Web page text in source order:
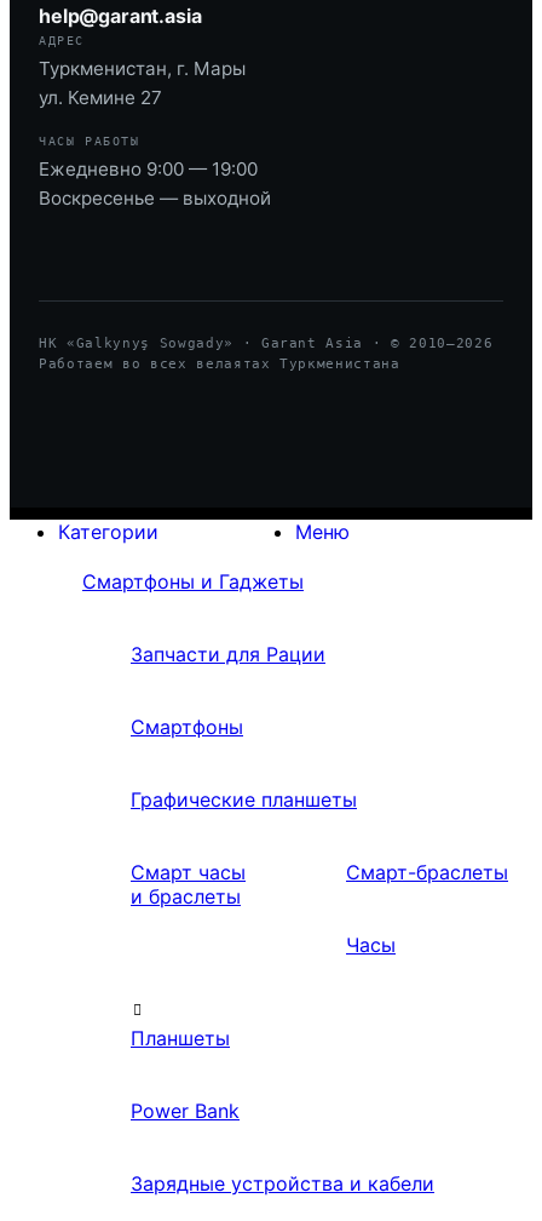
help@garant.asia
АДРЕС
Туркменистан, г. Мары
ул. Кемине 27
ЧАСЫ РАБОТЫ
Ежедневно 9:00 — 19:00
Воскресенье — выходной
HK «Galkynyş Sowgady» · Garant Asia · © 2010—2026
Работаем во всех велаятах Туркменистана
Меню
Категории
Смартфоны и Гаджеты
Запчасти для Рации
Смартфоны
Графические планшеты
Смарт часы
и браслеты
Смарт-браслеты
Часы
Планшеты
Power Bank
Зарядные устройства и кабели